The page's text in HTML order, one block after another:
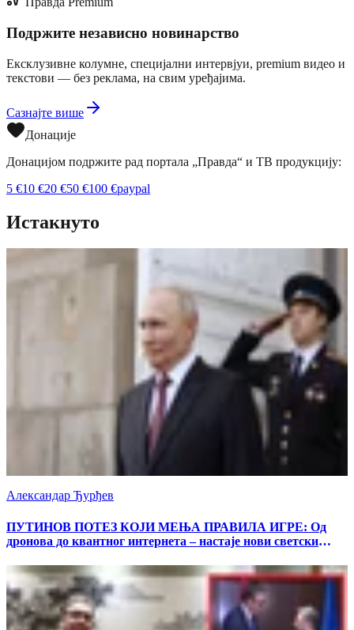
Подржите независно новинарство
Ексклузивне колумне, специјални интервјуи, premium видео и
текстови — без реклама, на свим уређајима.
Сазнајте више
Донације
Донацијом подржите рад портала „Правда“ и ТВ продукцију:
5 €10 €20 €50 €100 €paypal
Истакнуто
Александар Ђурђев
ПУТИНОВ ПОТЕЗ КОЈИ МЕЊА ПРАВИЛА ИГРЕ: Од
дронова до квантног интернета – настаје нови светски